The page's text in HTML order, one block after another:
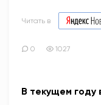
Читать в
0 1027
В текущем году